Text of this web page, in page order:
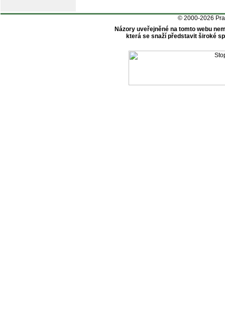
© 2000-2026
Názory uveřejněné na tomto webu
která se snaží představit široké